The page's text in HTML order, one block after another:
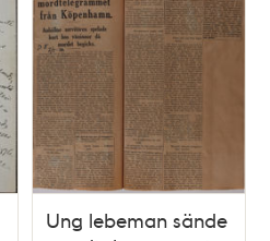
Ung lebeman sände